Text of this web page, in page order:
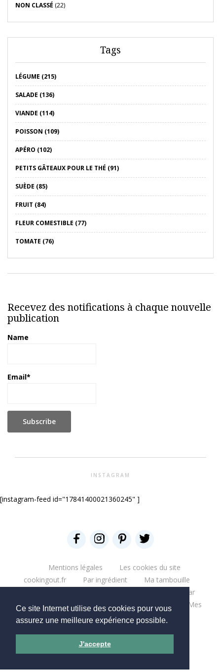
Ce site Internet utilise des cookies pour vous
assurez une meilleure expérience possible.
J'accepte
NON CLASSÉ (22)
Tags
LÉGUME (215)
SALADE (136)
VIANDE (114)
POISSON (109)
APÉRO (102)
PETITS GÂTEAUX POUR LE THÉ (91)
SUÈDE (85)
FRUIT (84)
FLEUR COMESTIBLE (77)
TOMATE (76)
Recevez des notifications à chaque nouvelle
publication
Name
Email*
INSTAGRAM
[instagram-feed id="17841400021360245" ]
Mentions légales
Les cookies du site
cookingout.fr
Par ingrédient
Ma tambouille
Par
ingrédient
Mes aventures
Mes
escapades
Que du blabla
Mes bouquins